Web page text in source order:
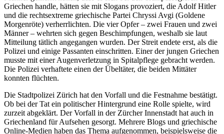
Griechen handle, hätten sie mit Slogans provoziert, die Adolf Hitler
und die rechtsextreme griechische Partei Chryssi Avgi (Goldene
Morgenröte) verherrlichten. Die vier Opfer – zwei Frauen und zwei
Männer – wehrten sich gegen Beschimpfungen, weshalb sie laut
Mitteilung tätlich angegangen wurden. Der Streit endete erst, als die
Polizei und einige Passanten einschritten. Einer der jungen Griechen
musste mit einer Augenverletzung in Spitalpflege gebracht werden.
Die Polizei verhaftete einen der Übeltäter, die beiden Mittäter
konnten flüchten.
Die Stadtpolizei Zürich hat den Vorfall und die Festnahme bestätigt.
Ob bei der Tat ein politischer Hintergrund eine Rolle spielte, wird
zurzeit abgeklärt. Der Vorfall in der Zürcher Innenstadt hat auch in
Griechenland für Aufsehen gesorgt. Mehrere Blogs und griechische
Online-Medien haben das Thema aufgenommen, beispielsweise die